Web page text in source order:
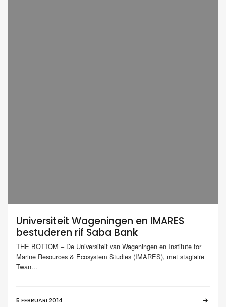
Universiteit Wageningen en IMARES
bestuderen rif Saba Bank
THE BOTTOM – De Universiteit van Wageningen en Institute for
Marine Resources & Ecosystem Studies (IMARES), met stagiaire
Twan...
5 FEBRUARI 2014